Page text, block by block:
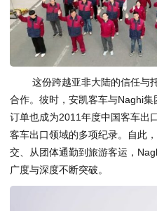
这份跨越亚非大陆的信任与
合作。彼时，安凯客车与Naghi
订单也成为2011年度中国客车出
客车出口领域的多项纪录。自此
交、从团体通勤到旅游客运，
广度与深度不断突破。